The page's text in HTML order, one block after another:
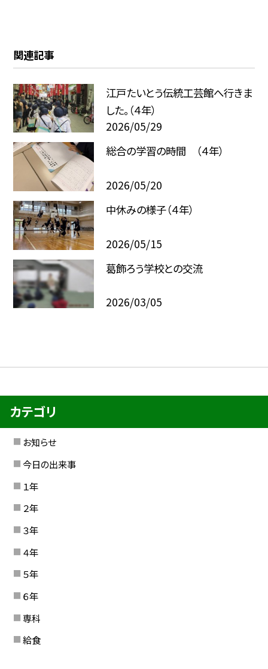
関連記事
江戸たいとう伝統工芸館へ行きま
した。（４年）
2026/05/29
総合の学習の時間 （４年）
2026/05/20
中休みの様子（４年）
2026/05/15
葛飾ろう学校との交流
2026/03/05
カテゴリ
お知らせ
今日の出来事
１年
２年
３年
４年
５年
６年
専科
給食